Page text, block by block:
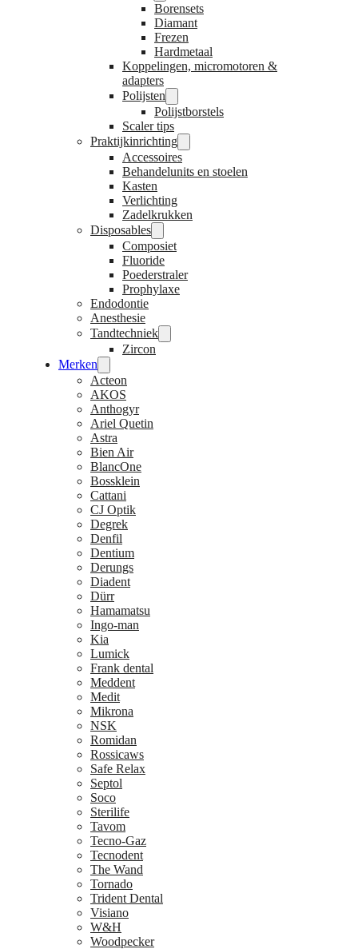
Borensets
Diamant
Frezen
Hardmetaal
Koppelingen, micromotoren &
adapters
Polijsten
Polijstborstels
Scaler tips
Praktijkinrichting
Accessoires
Behandelunits en stoelen
Kasten
Verlichting
Zadelkrukken
Disposables
Composiet
Fluoride
Poederstraler
Prophylaxe
Endodontie
Anesthesie
Tandtechniek
Zircon
Merken
Acteon
AKOS
Anthogyr
Ariel Quetin
Astra
Bien Air
BlancOne
Bossklein
Cattani
CJ Optik
Degrek
Denfil
Dentium
Derungs
Diadent
Dürr
Hamamatsu
Ingo-man
Kia
Lumick
Frank dental
Meddent
Medit
Mikrona
NSK
Romidan
Rossicaws
Safe Relax
Septol
Soco
Sterilife
Tavom
Tecno-Gaz
Tecnodent
The Wand
Tornado
Trident Dental
Visiano
W&H
Woodpecker